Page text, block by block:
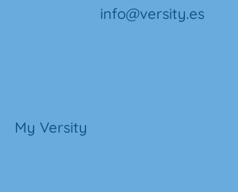
info@versity.es
My Versity